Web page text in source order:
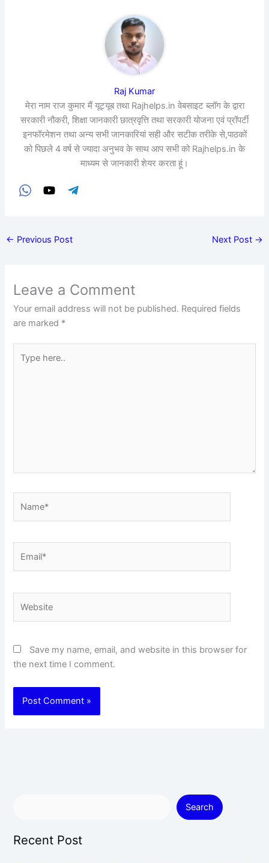
Raj Kumar
मेरा नाम राज कुमार मैं यूट्यूब तथा Rajhelps.in वेबसाइट ब्लॉग के द्वारा
सरकारी नौकरी, शिक्षा जानकारी छात्रवृत्ति तथा सरकारी योजना एवं प्रॉपर्टी
इनफॉरमेशन तथा अन्य सभी जानकारियां सही और सटीक तरीके से,पाठकों
को पिछले 4 वर्ष से ज्यादा अनुभव के साथ आप सभी को Rajhelps.in के
माध्यम से जानकारी शेयर करता हूं।
← Previous Post Next Post →
Leave a Comment
Your email address will not be published. Required fields
are marked *
here..
Save my name, email, and website in this browser for
the next time I comment.
Search
Recent Post